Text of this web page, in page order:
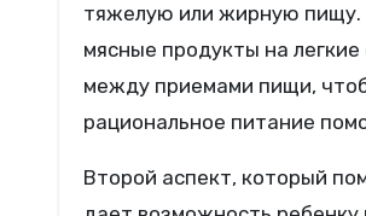
тяжелую или жирную пищу.
мясные продукты на
между приемами пищи,
рациональное питание
Второй аспект, который